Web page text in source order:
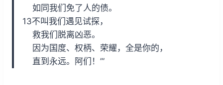
如同我们免了人的债。
13不叫我们遇见试探，
救我们脱离凶恶。
因为国度、权柄、荣耀，全是你的，
直到永远。阿们！’”